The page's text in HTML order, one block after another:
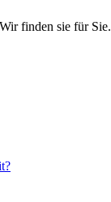
finden sie für Sie.